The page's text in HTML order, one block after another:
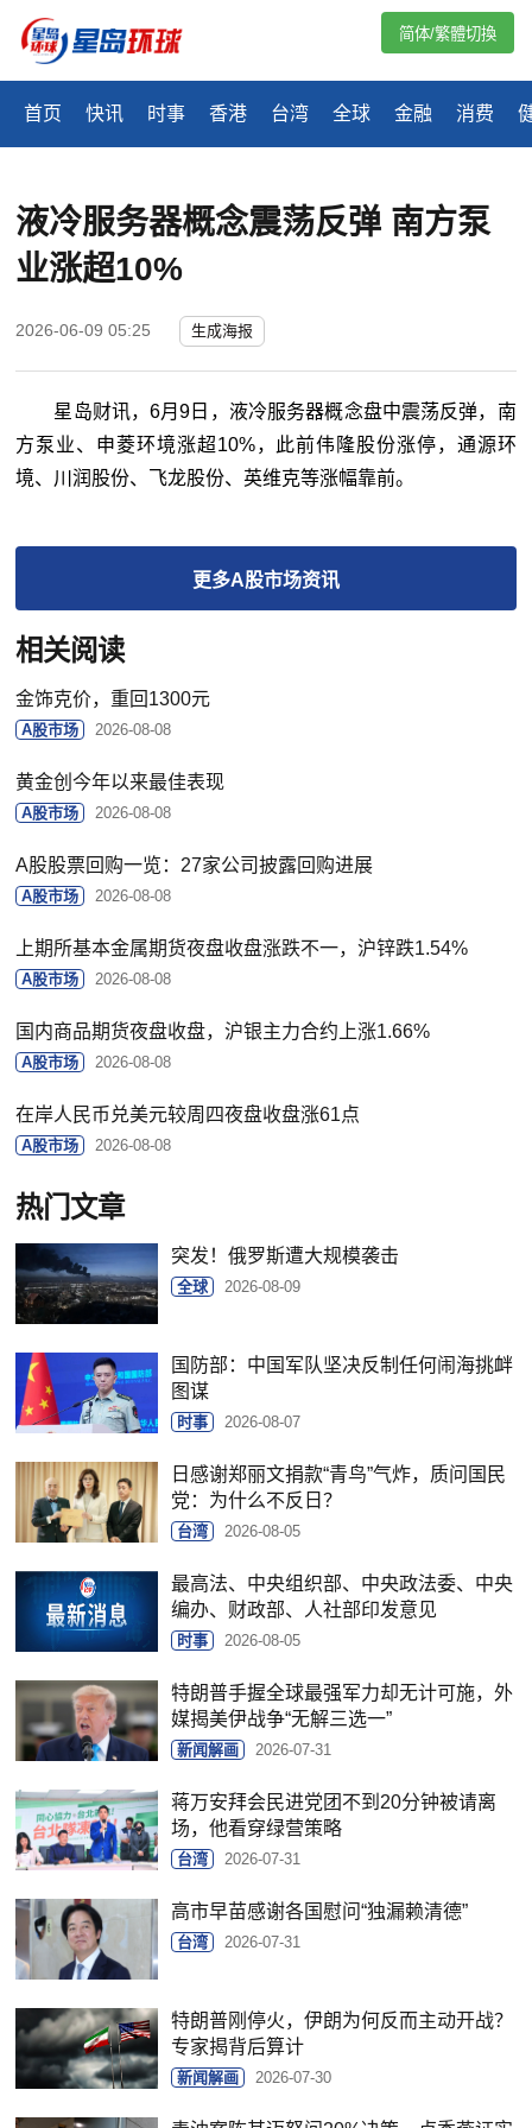
首页 快讯 时事 香港 台湾 全球 金融 消费
简体/繁體切換
液冷服务器概念震荡反弹 南方泵
业涨超10%
2026-06-09 05:25 生成海报
星岛财讯，6月9日，液冷服务器概念盘中震荡反弹，南
方泵业、申菱环境涨超10%，此前伟隆股份涨停，通源环
境、川润股份、飞龙股份、英维克等涨幅靠前。
更多A股市场资讯
相关阅读
金饰克价，重回1300元
A股市场 2026-08-08
黄金创今年以来最佳表现
A股市场 2026-08-08
A股股票回购一览：27家公司披露回购进展
A股市场 2026-08-08
上期所基本金属期货夜盘收盘涨跌不一，沪锌跌1.54%
A股市场 2026-08-08
国内商品期货夜盘收盘，沪银主力合约上涨1.66%
A股市场 2026-08-08
在岸人民币兑美元较周四夜盘收盘涨61点
A股市场 2026-08-08
热门文章
突发！俄罗斯遭大规模袭击
全球 2026-08-09
国防部：中国军队坚决反制任何闹海挑衅
图谋
时事 2026-08-07
日感谢郑丽文捐款“青鸟”气炸，质问国民
党：为什么不反日？
台湾 2026-08-05
最高法、中央组织部、中央政法委、中央
编办、财政部、人社部印发意见
时事 2026-08-05
特朗普手握全球最强军力却无计可施，外
媒揭美伊战争“无解三选一”
新闻解画 2026-07-31
蒋万安拜会民进党团不到20分钟被请离
场，他看穿绿营策略
台湾 2026-07-31
高市早苗感谢各国慰问“独漏赖清德”
台湾 2026-07-31
特朗普刚停火，伊朗为何反而主动开战？
专家揭背后算计
新闻解画 2026-07-30